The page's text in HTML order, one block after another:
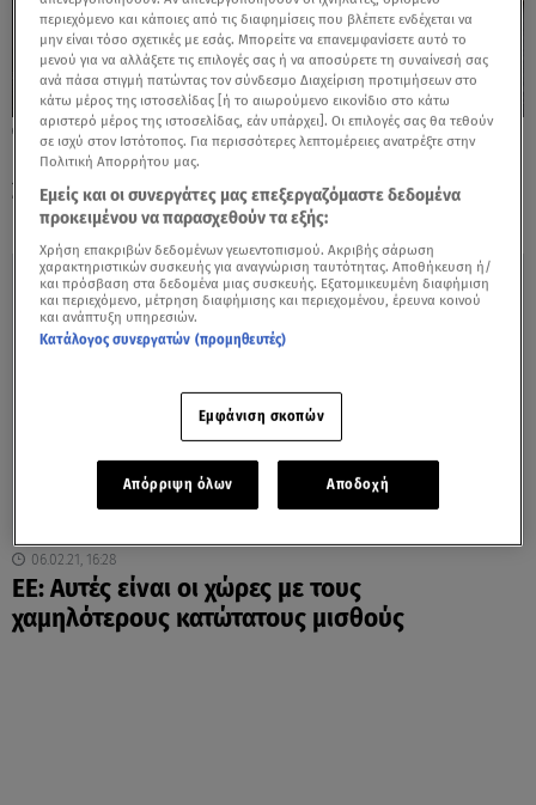
15.11.23, 16:54
Πόσο μειώθηκαν οι μισθοί στην Ελλάδα το
2023 - Η λίστα της Ε.Ε.
06.02.21, 16:28
ΕΕ: Αυτές είναι οι χώρες με τους
χαμηλότερους κατώτατους μισθούς
περιεχόμενο και κάποιες από τις διαφημίσεις που βλέπετε ενδέχεται να
μην είναι τόσο σχετικές με εσάς. Μπορείτε να επανεμφανίσετε αυτό το
μενού για να αλλάξετε τις επιλογές σας ή να αποσύρετε τη συναίνεσή σας
ανά πάσα στιγμή πατώντας τον σύνδεσμο Διαχείριση προτιμήσεων στο
κάτω μέρος της ιστοσελίδας [ή το αιωρούμενο εικονίδιο στο κάτω
αριστερό μέρος της ιστοσελίδας, εάν υπάρχει]. Οι επιλογές σας θα τεθούν
σε ισχύ στον Ιστότοπος. Για περισσότερες λεπτομέρειες ανατρέξτε στην
Πολιτική Απορρήτου μας.
Εμείς και οι συνεργάτες μας επεξεργαζόμαστε δεδομένα
προκειμένου να παρασχεθούν τα εξής:
Χρήση επακριβών δεδομένων γεωεντοπισμού. Ακριβής σάρωση
χαρακτηριστικών συσκευής για αναγνώριση ταυτότητας. Αποθήκευση ή/
και πρόσβαση στα δεδομένα μιας συσκευής. Εξατομικευμένη διαφήμιση
και περιεχόμενο, μέτρηση διαφήμισης και περιεχομένου, έρευνα κοινού
και ανάπτυξη υπηρεσιών.
Κατάλογος συνεργατών (προμηθευτές)
Εμφάνιση σκοπών
Απόρριψη όλων Αποδοχή